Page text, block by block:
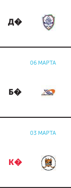
Д�
06 МАРТА
Б�
03 МАРТА
К�